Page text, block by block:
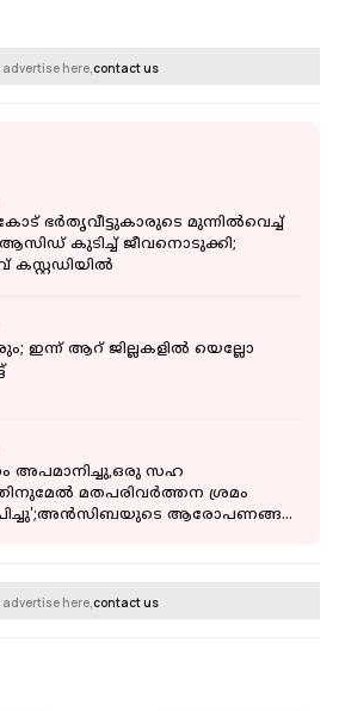
advertise here,contact us
ഭര്‍തൃവീട്ടുകാരുടെ മുന്നില്‍വെച്ച്
കുടിച്ച് ജീവനൊടുക്കി;
കസ്റ്റഡിയില്‍
ഇന്ന് ആറ് ജില്ലകളിൽ യെല്ലോ
അപമാനിച്ചു,ഒരു സഹ
മതപരിവർത്തന ശ്രമം
ആരോപണങ്ങൾ
advertise here,contact us